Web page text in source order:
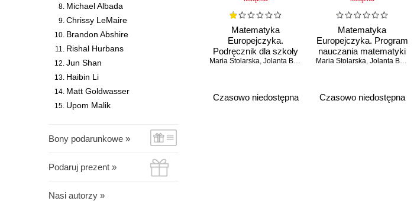
Michael Albada
Chrissy LeMaire
Brandon Abshire
Rishal Hurbans
Jun Shan
Haibin Li
Matt Goldwasser
Upom Malik
Bony podarunkowe »
Podaruj prezent »
Nasi autorzy »
Matematyka
Europejczyka.
Podręcznik dla szkoły
podstawowej. Klasa 4
Maria Stolarska, Jolanta Borzyszkowska
Czasowo niedostępna
Matematyka
Europejczyka. Program
nauczania matematyki
w szkole podstawowej
Maria Stolarska, Jolanta Borzyszkowska
Czasowo niedostępna